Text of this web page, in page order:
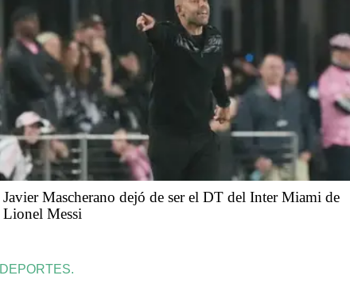
Javier Mascherano dejó de ser el DT del Inter Miami de
Lionel Messi
DEPORTES.